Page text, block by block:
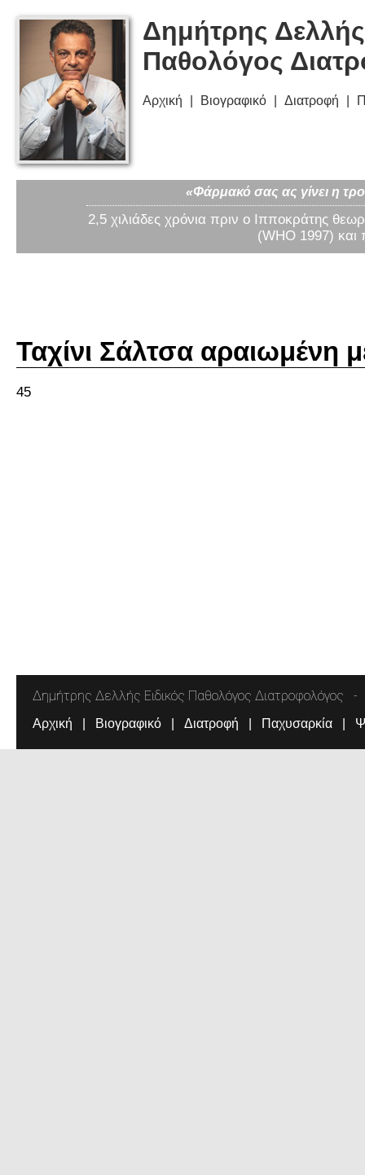
Δημήτρης
Παθολόγος
Αρχική Βιογραφικό Διατροφή
«Φάρμακό σας ας γίνει η
2,5 χιλιάδες χρόνια πριν ο Ιπποκράτης
(WHO 1997) και
Ταχίνι Σάλτσα αραιωμένη
45
Δημήτρης Δελλής Ειδικός Παθολόγος Διατροφολόγος
Αρχική Βιογραφικό Διατροφή Παχυσαρκία